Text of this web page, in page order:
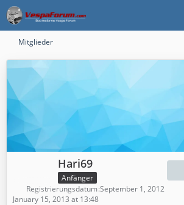
Mitglieder
Hari69
Anfänger
Registrierungsdatum September 1, 2012
January 15, 2013 at 13:48